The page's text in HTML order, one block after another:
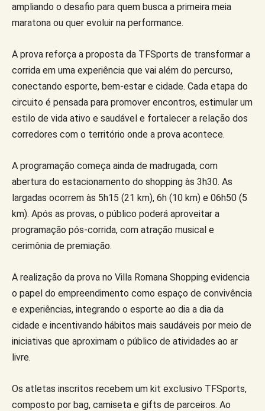
ampliando o desafio para quem busca a primeira meia
maratona ou quer evoluir na performance.
A prova reforça a proposta da TFSports de transformar a
corrida em uma experiência que vai além do percurso,
conectando esporte, bem-estar e cidade. Cada etapa do
circuito é pensada para promover encontros, estimular um
estilo de vida ativo e saudável e fortalecer a relação dos
corredores com o território onde a prova acontece.
A programação começa ainda de madrugada, com
abertura do estacionamento do shopping às 3h30. As
largadas ocorrem às 5h15 (21 km), 6h (10 km) e 06h50 (5
km). Após as provas, o público poderá aproveitar a
programação pós-corrida, com atração musical e
cerimônia de premiação.
A realização da prova no Villa Romana Shopping evidencia
o papel do empreendimento como espaço de convivência
e experiências, integrando o esporte ao dia a dia da
cidade e incentivando hábitos mais saudáveis por meio de
iniciativas que aproximam o público de atividades ao ar
livre.
Os atletas inscritos recebem um kit exclusivo TFSports,
composto por bag, camiseta e gifts de parceiros. Ao